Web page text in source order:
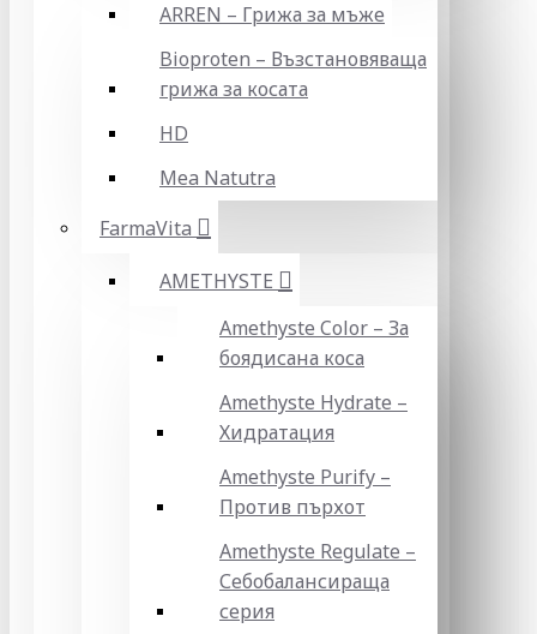
ARREN – Грижа за мъже
Bioproten – Възстановяваща
грижа за косата
HD
Mea Natutra
FarmaVita
AMETHYSTE
Amethyste Color – За
боядисана коса
Amethyste Hydrate –
Хидратация
Amethyste Purify –
Против пърхот
Amethyste Regulate –
Себобалансираща
серия